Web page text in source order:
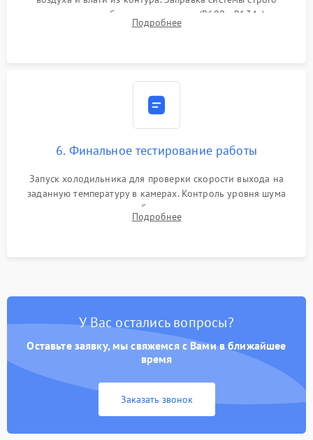
дозированным объемом хладагента (R600a, R134a) по
электронным весам. Контроль рабочего давления в системе.
Подробнее
6. Финальное тестирование работы
Запуск холодильника для проверки скорости выхода на
заданную температуру в камерах. Контроль уровня шума
компрессора, отсутствия обмерзания стенок и корректного
срабатывания системы автоматической оттайки.
Подробнее
У Вас остались вопросы?
Оставьте заявку, мы свяжемся с Вами в ближайшее
время
Заказать звонок